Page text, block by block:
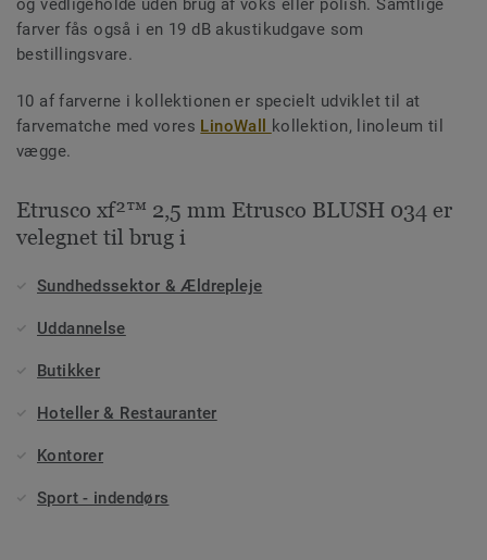
farver fås også i en 19 dB akustikudgave som
bestillingsvare.
10 af farverne i kollektionen er specielt udviklet til at
farvematche med vores LinoWall
kollektion, linoleum til
vægge.
Etrusco xf²™ 2,5 mm Etrusco BLUSH 034 er
velegnet til brug i
Sundhedssektor & Ældrepleje
Uddannelse
Butikker
Hoteller & Restauranter
Kontorer
Sport - indendørs